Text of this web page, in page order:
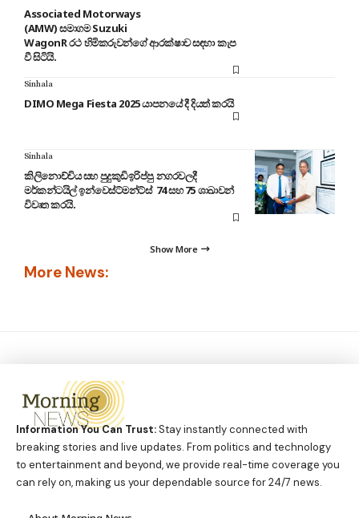
Associated Motorways
(AMW) සමාගම Suzuki
WagonR රථ හිමිකරුවන්ගේ ආරක්ෂාව සඳහා කැප
වී සිටියි.
Sinhala
DIMO Mega Fiesta 2025 යාපනයේ දී දියත් කරයි
Sinhala
කිලිනොච්චිය සහ පුදුකුඩිඉරිප්පු නගරවලදී
මර්කන්ටයිල් ඉන්වෙස්ට්මන්ට්ස් 74 සහ 75 ශාඛාවන්
විවෘත කරයි.
Show More
More News:
Information You Can Trust:Stay instantly connected with
breaking stories and live updates. From politics and technology
to entertainment and beyond, we provide real-time coverage you
can rely on, making us your dependable source for 24/7 news.